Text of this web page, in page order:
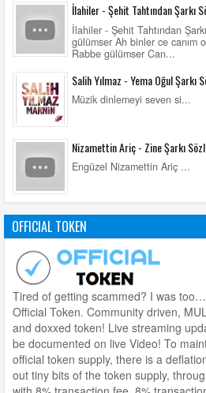
İlahiler - Şehit Tahtından Şarkı
İlahiler - Şehit Tahtından
gülümser Ah binler ce canım
Rabbe gülümser Can...
Salih Yılmaz - Yema Oğul Şarkı
Müzik dinlemeyi seven si...
Nizamettin Ariç - Zine Şarkı
Engüzel Nizamettin Ariç ...
OFFICIAL TOKEN
Tired of getting scammed? I was
Official Token. Community driven,
and doxxed token! Live streaming
be documented on live Video! To
official token supply, there is a
out tiny bits of the token supply,